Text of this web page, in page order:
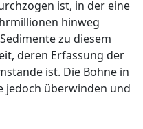
ist, in der eine
hinweg
zu diesem
deren Erfassung der
ist. Die Bohne in
jedoch überwinden und